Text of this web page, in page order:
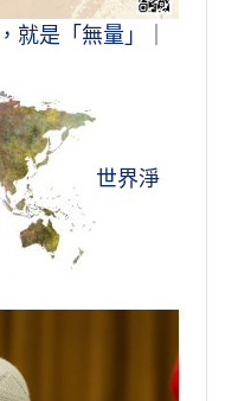
就是「無量」｜
世界淨